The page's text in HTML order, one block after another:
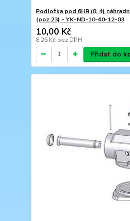
Podložka pod 6HR (8, 4)
{poz.23} - YK-ND-10-60-12-03
10,00 Kč
8,26 Kč bez DPH
Přidat do